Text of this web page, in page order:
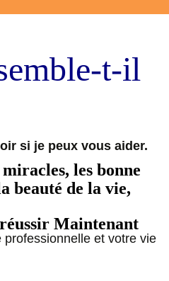
t-il
si je peux vous aider.
miracles, les bonne
beauté de la vie,
Maintenant
professionnelle et votre vie